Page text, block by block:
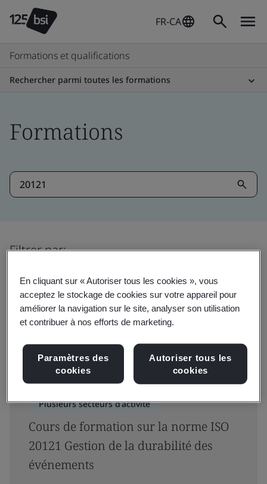
FR-CA
Formations et qualifications
Rechercher parmi toutes les formations
Formations
Filtrer par:
Filtres
Filtre avancé
Affichage de 1-1 de 1 résultats pour ‘20121’
Plusieurs secteurs d’activité
Cours de formation sur la norme ISO
20121 Gestion de la durabilité des
événements
En cliquant sur « Autoriser tous les cookies », vous
acceptez le stockage de cookies sur votre appareil pour
améliorer la navigation sur le site, analyser son utilisation
et contribuer à nos efforts de marketing.
Paramètres des
cookies
Autoriser tous les
cookies